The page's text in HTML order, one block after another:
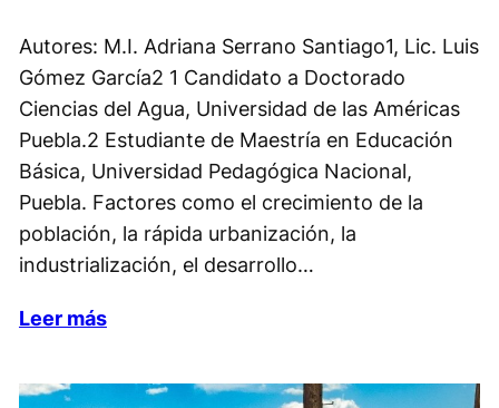
Autores: M.I. Adriana Serrano Santiago1, Lic. Luis
Gómez García2 1 Candidato a Doctorado
Ciencias del Agua, Universidad de las Américas
Puebla.2 Estudiante de Maestría en Educación
Básica, Universidad Pedagógica Nacional,
Puebla. Factores como el crecimiento de la
población, la rápida urbanización, la
industrialización, el desarrollo…
Leer más